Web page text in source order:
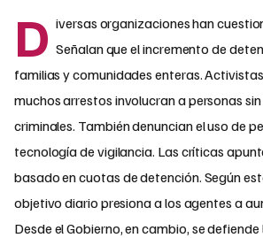
D iversas organizaciones han
Señalan que el incremento de
familias y comunidades enteras.
muchos arrestos involucran a personas
criminales. También denuncian el uso de
tecnología de vigilancia. Las críticas
basado en cuotas de detención. Según
objetivo diario presiona a los agentes a
Desde el Gobierno, en cambio, se